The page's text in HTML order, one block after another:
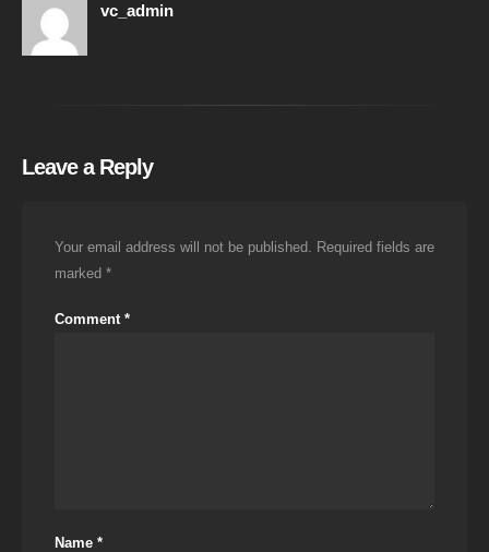
vc_admin
Leave a Reply
Your email address will not be published. Required fields are
marked *
Comment *
Name *